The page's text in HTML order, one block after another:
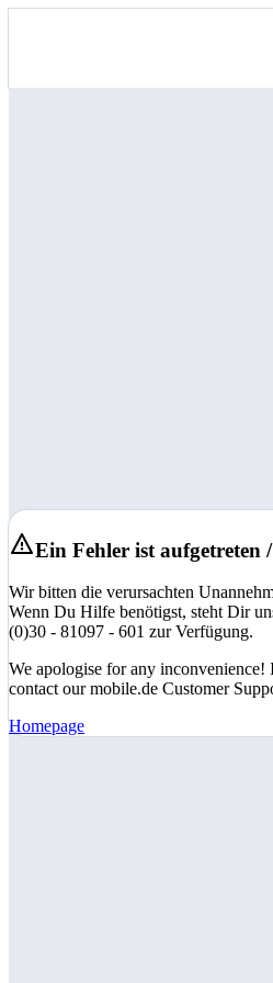
Ein Fehler ist aufgetreten
Wir bitten die verursachten
Wenn Du Hilfe benötigst, steht Dir
(0)30 - 81097 - 601 zur Verfügung.
We apologise for any inconvenience!
contact our mobile.de Customer
Homepage